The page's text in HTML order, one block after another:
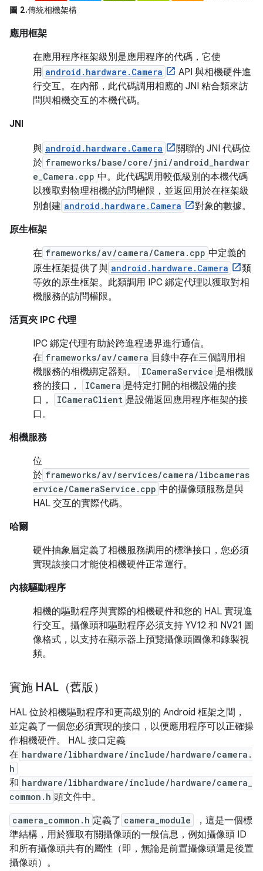
圖 2.傳統相機架構
應用框架
在應用程序框架級別是應用程序的代碼，它使
用 android.hardware.Camera
API 與相機硬件進
行交互。在內部，此代碼調用相應的 JNI 粘合類來訪
問與相機交互的本機代碼。
JNI
與 android.hardware.Camera
關聯的 JNI 代碼位
於 frameworks/base/core/jni/android_hardwar
e_Camera.cpp 中。此代碼調用較低級別的本機代碼
以獲取對物理相機的訪問權限，並返回用於在框架級
別創建 android.hardware.Camera
對象的數據。
原生框架
在 frameworks/av/camera/Camera.cpp 中定義的
原生框架提供了與 android.hardware.Camera
類
等效的原生框架。此類調用 IPC 綁定代理以獲取對相
機服務的訪問權限。
活頁夾 IPC 代理
IPC 綁定代理有助於跨進程邊界進行通信。
在 frameworks/av/camera 目錄中存在三個調用相
機服務的相機綁定器類。
ICameraService 是相機服
務的接口，
ICamera 是特定打開的相機設備的接
口，
ICameraClient 是設備返回應用程序框架的接
口。
相機服務
位
於 frameworks/av/services/camera/libcameras
ervice/CameraService.cpp 中的攝像頭服務是與
HAL 交互的實際代碼。
哈爾
硬件抽象層定義了相機服務調用的標準接口，您必須
實現該接口才能使相機硬件正常運行。
內核驅動程序
相機的驅動程序與實際的相機硬件和您的 HAL 實現進
行交互。攝像頭和驅動程序必須支持 YV12 和 NV21 圖
像格式，以支持在顯示器上預覽攝像頭圖像和錄製視
頻。
實施 HAL（舊版）
HAL 位於相機驅動程序和更高級別的 Android 框架之間，
並定義了一個您必須實現的接口，以便應用程序可以正確操
作相機硬件。 HAL 接口定義
在 hardware/libhardware/include/hardware/camera.
h
和 hardware/libhardware/include/hardware/camera_
common.h 頭文件中。
camera_common.h 定義了 camera_module
，這是一個標
準結構，用於獲取有關攝像頭的一般信息，例如攝像頭 ID
和所有攝像頭共有的屬性（即，無論是前置攝像頭還是後置
攝像頭）。